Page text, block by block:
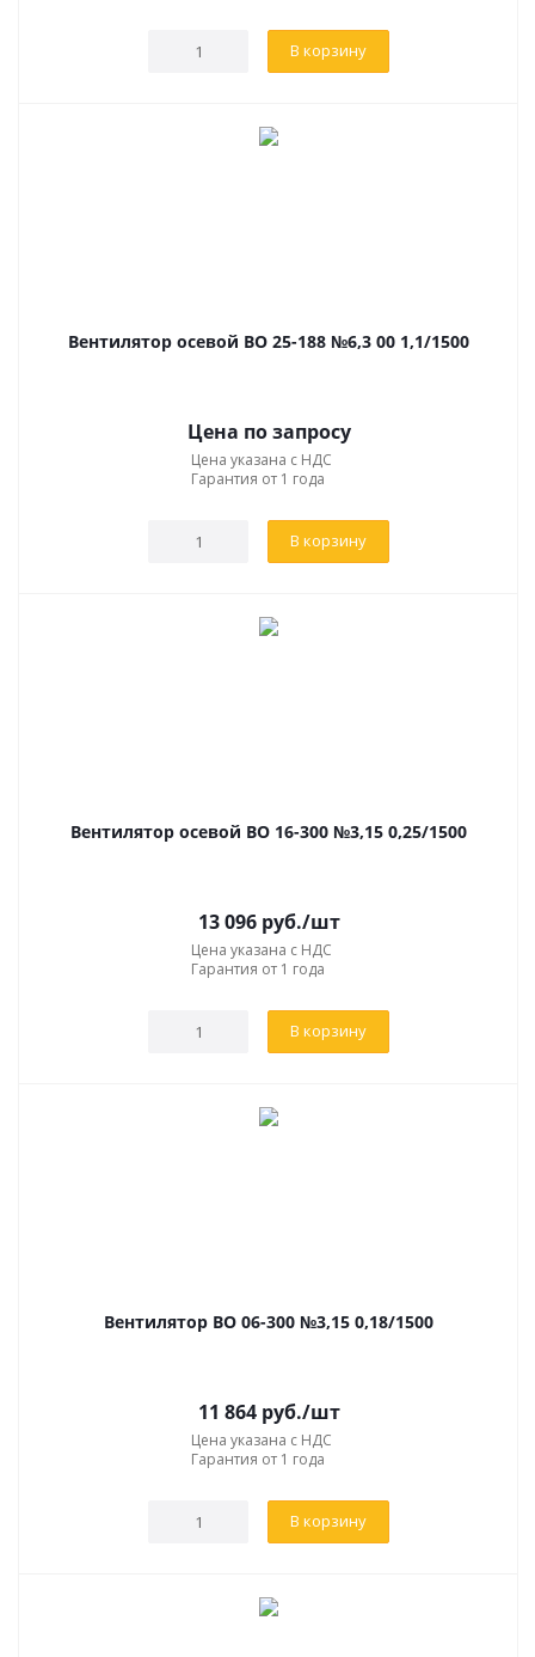
В корзину
Вентилятор осевой ВО 25-188 №6,3 00 1,1/1500
Цена по запросу
Цена указана с НДС
Гарантия от 1 года
В корзину
Вентилятор осевой ВО 16-300 №3,15 0,25/1500
13 096руб./шт
Цена указана с НДС
Гарантия от 1 года
В корзину
Вентилятор ВО 06-300 №3,15 0,18/1500
11 864руб./шт
Цена указана с НДС
Гарантия от 1 года
В корзину